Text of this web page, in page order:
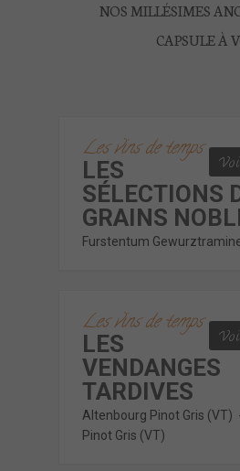
ACTUALITÉS
NOS MILLÉSIMES
CAPSULE À
Les vins de temps
LES
SÉLECTIONS
GRAINS
Furstentum
2000
Les vins de temps
LES
VENDANGES
TARDIVES
Altenbourg Pinot Gris (VT)
Pinot Gris (VT)